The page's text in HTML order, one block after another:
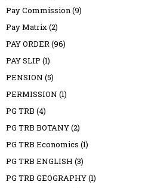
Pay Commission(9)
Pay Matrix(2)
PAY ORDER(96)
PAY SLIP (1)
PENSION (5)
PERMISSION (1)
PG TRB (4)
PG TRB BOTANY(2)
PG TRB Economics (1)
PG TRB ENGLISH (3)
PG TRB GEOGRAPHY(1)